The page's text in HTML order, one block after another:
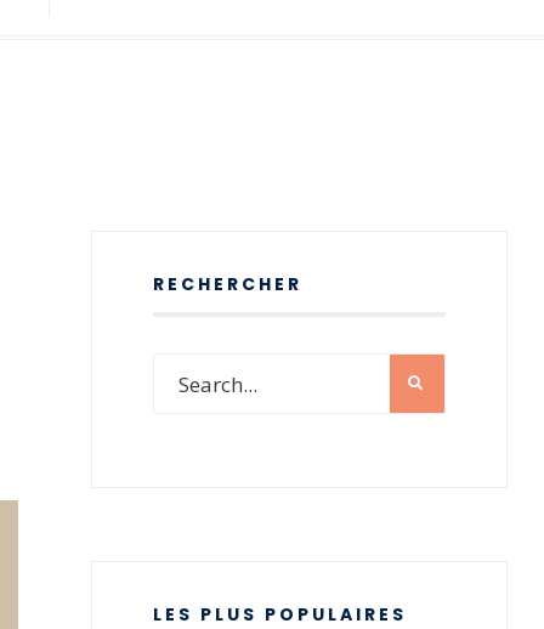
RECHERCHER
LES PLUS POPULAIRES